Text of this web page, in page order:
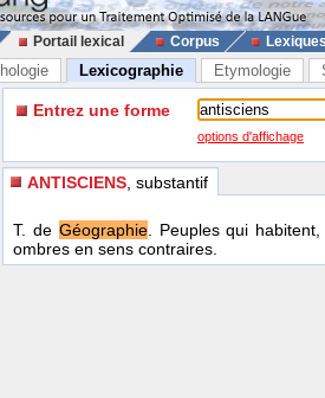
Portail lexical Corpus
Lexicographie Etymologie
Entrez une forme
options d'affichage
ANTISCIENS , substantif
T. de Géographie. Peuples qui
ombres en sens contraires.